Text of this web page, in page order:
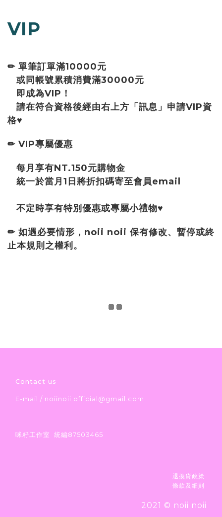
VIP
✏ 單筆訂單滿10000元
或同帳號累積消費滿30000元
即成為VIP！
請在符合資格後經由右上方「訊息」申請VIP資
格♥
✏ VIP專屬優惠
每月享有NT.150元購物金
統一於當月1日將折扣碼寄至會員email
不定時享有特別優惠或專屬小禮物♥
✏ 如遇必要情形，noii noii 保有修改、暫停或終
止本規則之權利。
Contact us
E-mail / noiinoii.official@gmail.com
咪籽工作室 統編87503465
退換貨政策
條款及細則
2021 © noii noii